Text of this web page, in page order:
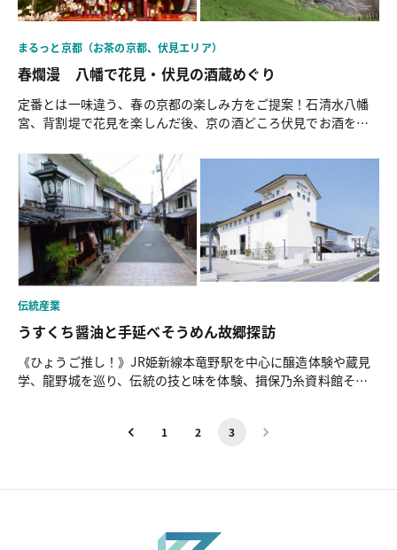
まるっと京都（お茶の京都、伏見エリア）
春爛漫 八幡で花見・伏見の酒蔵めぐり
定番とは一味違う、春の京都の楽しみ方をご提案！石清水八幡
宮、背割堤で花見を楽しんだ後、京の酒どころ伏見でお酒を味
伝統産業
うすくち醤油と手延べそうめん故郷探訪
《ひょうご推し！》JR姫新線本竜野駅を中心に醸造体験や蔵見
学、龍野城を巡り、伝統の技と味を体験、揖保乃糸資料館そう
1 2 3